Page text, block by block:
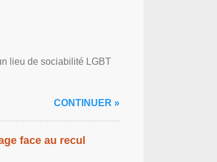
lieu de sociabilité LGBT
CONTINUER »
face au recul